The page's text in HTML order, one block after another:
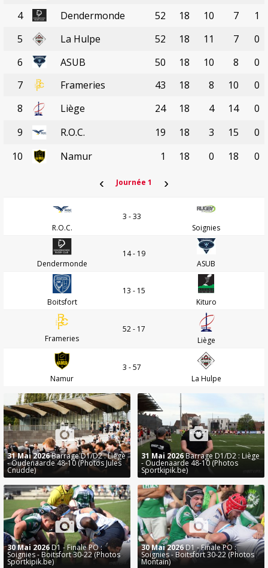
4
Dendermonde 52 18 10 7
1
5
La Hulpe 52 18 11 7
0
6
ASUB 50 18 10 8
0
7
Frameries 43 18 8 10
0
8
Liège 24 18 4 14
0
9
R.O.C. 19 18 3 15
0
10
Namur 1 18 0 18 0
‹ Journée 1 ›
R.O.C.
3 - 33
Soignies
Dendermonde
14 - 19
ASUB
Boitsfort
13 - 15
Kituro
Frameries
52 - 17
Liège
Namur
3 - 57
La Hulpe
31 Mai 2026Barrage D1/D2 : Liège
- Oudenaarde 48-10 (Photos Jules
Cnudde)
31 Mai 2026Barrage D1/D2 : Liège
- Oudenaarde 48-10 (Photos
Sportkipik.be)
30 Mai 2026D1 - Finale PO :
Soignies - Boitsfort 30-22 (Photos
Sportkipik.be)
30 Mai 2026D1 - Finale PO :
Soignies - Boitsfort 30-22 (Photos
Montain)